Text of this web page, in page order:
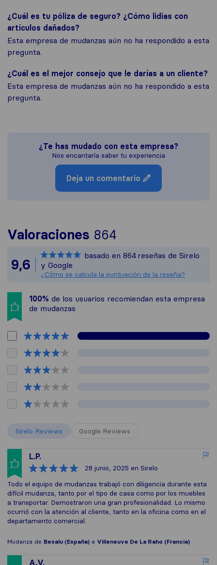
¿Cuál es tu póliza de seguro? ¿Cómo lidias con
artículos dañados?
Esta empresa de mudanzas aún no ha respondido a esta
pregunta.
¿Cuál es el mejor consejo que le darías a un cliente?
Esta empresa de mudanzas aún no ha respondido a esta
pregunta.
¿Te has mudado con esta empresa?
Nos encantaría saber tu experiencia
Deja un comentario
Valoraciones 864
Todas las
9,6
basado en 864 reseñas de Sirelo
y Google
¿Cómo se calcula la puntuación de la reseña?
100% de los usuarios recomiendan esta empresa
de mudanzas
Sirelo Reviews Google Reviews
L.P.
28 junio, 2025 en Sirelo
Todo el equipo de mudanzas trabajó con diligencia durante esta
difícil mudanza, tanto por el tipo de casa como por los muebles
a transportar. Demostraron una gran profesionalidad. Lo mismo
ocurrió con la atención al cliente, tanto en la oficina como en el
departamento comercial.
Mudanza de Besalu (España) a Villeneuve De La Raho (Francia)
A.V.